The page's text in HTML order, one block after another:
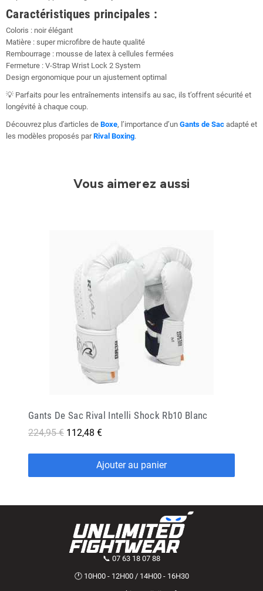
Caractéristiques principales :
Coloris : noir élégant
Matière : super microfibre de haute qualité
Rembourrage : mousse de latex à cellules fermées
Fermeture : V-Strap Wrist Lock 2 System
Design ergonomique pour un ajustement optimal
💡 Parfaits pour les entraînements intensifs au sac, ils t’offrent sécurité et
longévité à chaque coup.
Découvrez plus d'articles de Boxe, l’importance d’un Gants de Sac adapté et
les modèles proposés parRival Boxing.
Vous aimerez aussi
Gants De Sac Rival Intelli Shock Rb10 Blanc
224,95 € 112,48 €
Ajouter au panier
📞 07 63 18 07 88
🕐 10H00 - 12H00 / 14H00 - 16H30